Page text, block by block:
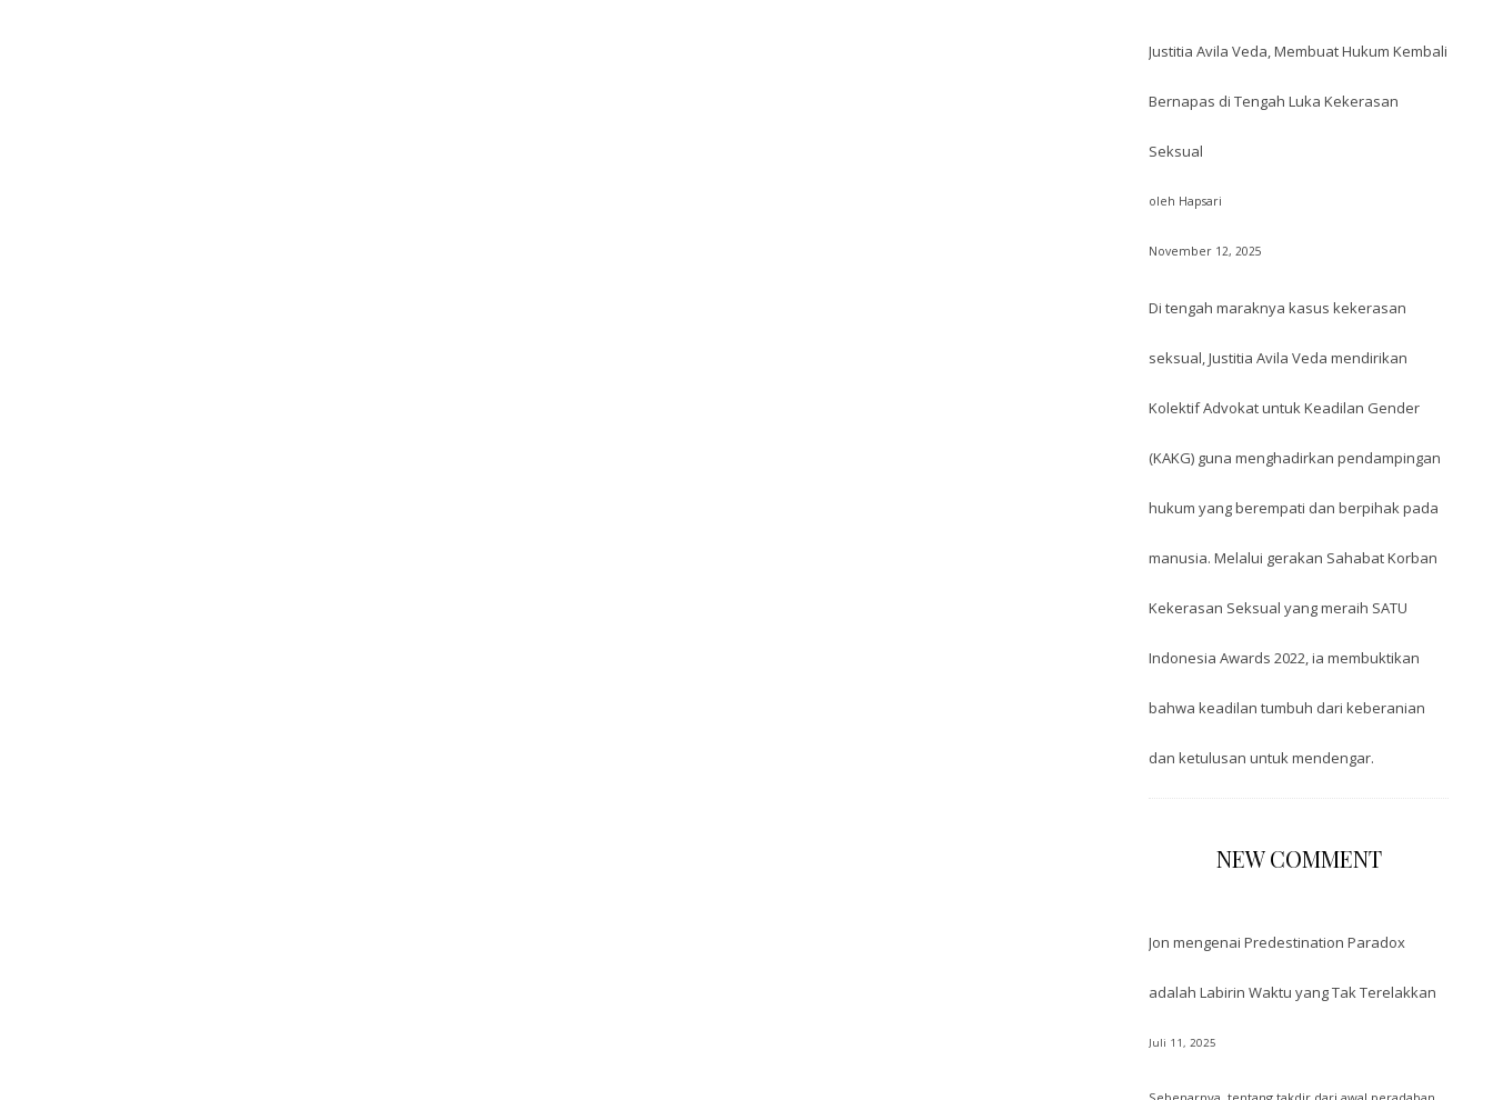
Justitia Avila Veda, Membuat Hukum Kembali
Bernapas di Tengah Luka Kekerasan
Seksual
oleh Hapsari
November 12, 2025
Di tengah maraknya kasus kekerasan
seksual, Justitia Avila Veda mendirikan
Kolektif Advokat untuk Keadilan Gender
(KAKG) guna menghadirkan pendampingan
hukum yang berempati dan berpihak pada
manusia. Melalui gerakan Sahabat Korban
Kekerasan Seksual yang meraih SATU
Indonesia Awards 2022, ia membuktikan
bahwa keadilan tumbuh dari keberanian
dan ketulusan untuk mendengar.
NEW COMMENT
Jon mengenai Predestination Paradox
adalah Labirin Waktu yang Tak Terelakkan
Juli 11, 2025